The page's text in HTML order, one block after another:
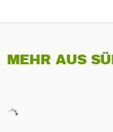
MEHR AUS